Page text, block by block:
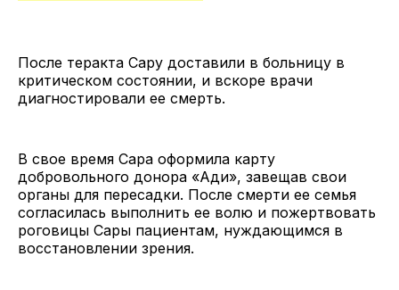
После теракта Сару доставили в больницу в
критическом состоянии, и вскоре врачи
диагностировали ее смерть.
В свое время Сара оформила карту
добровольного донора «Ади», завещав свои
органы для пересадки. После смерти ее семья
согласилась выполнить ее волю и пожертвовать
роговицы Сары пациентам, нуждающимся в
восстановлении зрения.